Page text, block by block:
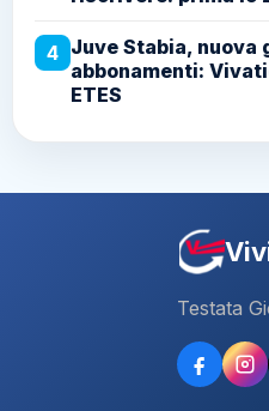
4 Juve Stabia,
abbonamenti:
ETES
Testata